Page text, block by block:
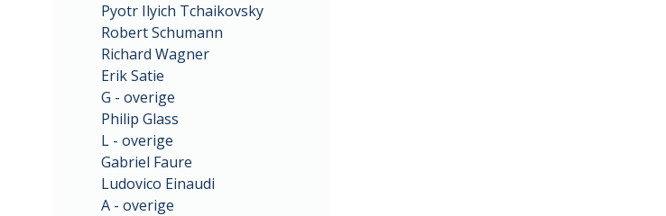
Pyotr Ilyich Tchaikovsky
Robert Schumann
Richard Wagner
Erik Satie
G - overige
Philip Glass
L - overige
Gabriel Faure
Ludovico Einaudi
A - overige